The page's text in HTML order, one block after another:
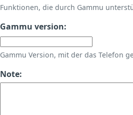
Funktionen, die durch Gammu
Gammu version:
Gammu Version, mit der das Telefon
Note: